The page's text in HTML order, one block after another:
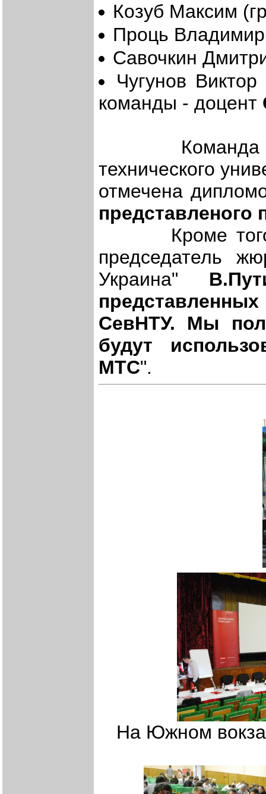
Козуб Максим
Проць
Савочкин
Чугунов
команды - доцент
Команда
технического
отмечена
представленого
Кроме того, в
председатель
Украина"
СевНТУ. Мы
будут
МТС".
На Южном